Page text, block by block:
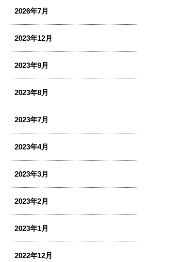
2026年7月
2023年12月
2023年9月
2023年8月
2023年7月
2023年4月
2023年3月
2023年2月
2023年1月
2022年12月